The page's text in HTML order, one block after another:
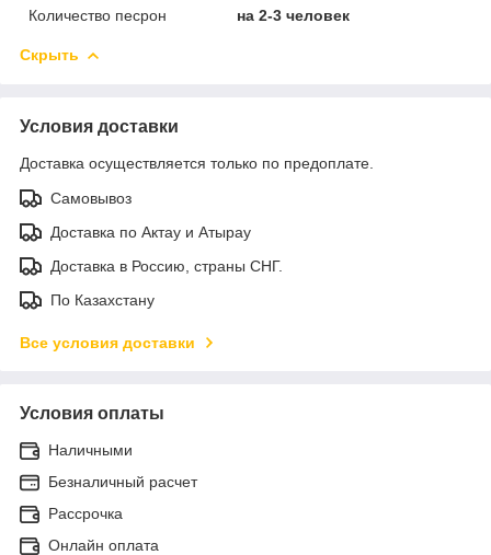
Количество песрон
на 2-3 человек
Скрыть
Условия доставки
Доставка осуществляется только по предоплате.
Самовывоз
Доставка по Актау и Атырау
Доставка в Россию, страны СНГ.
По Казахстану
Все условия доставки
Условия оплаты
Наличными
Безналичный расчет
Рассрочка
Онлайн оплата